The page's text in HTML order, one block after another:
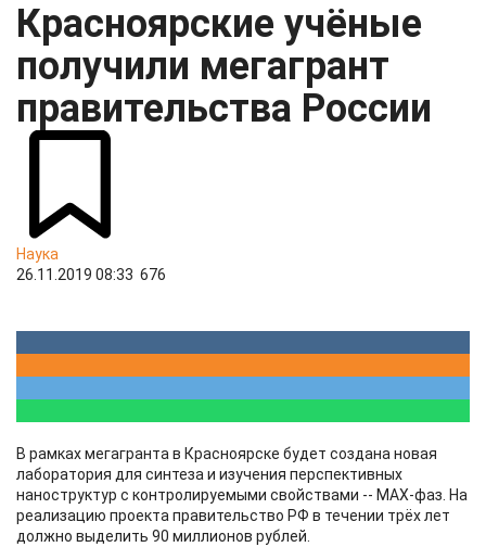
Красноярские учёные
получили мегагрант
правительства России
Наука
26.11.2019 08:33 676
В рамках мегагранта в Красноярске будет создана новая
лаборатория для синтеза и изучения перспективных
наноструктур с контролируемыми свойствами -- МАХ-фаз. На
реализацию проекта правительство РФ в течении трёх лет
должно выделить 90 миллионов рублей.